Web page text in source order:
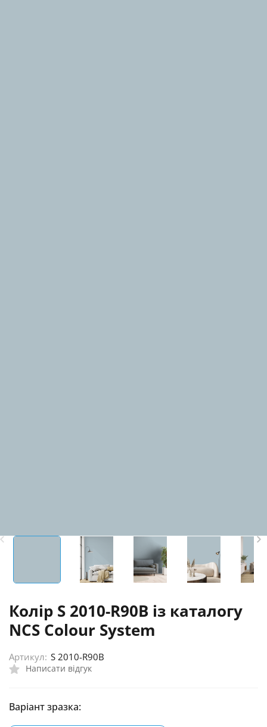
Колір S 2010-R90B із каталогу
NCS Colour System
Написати відгук
Артикул: S 2010-R90B
Варіант зразка: